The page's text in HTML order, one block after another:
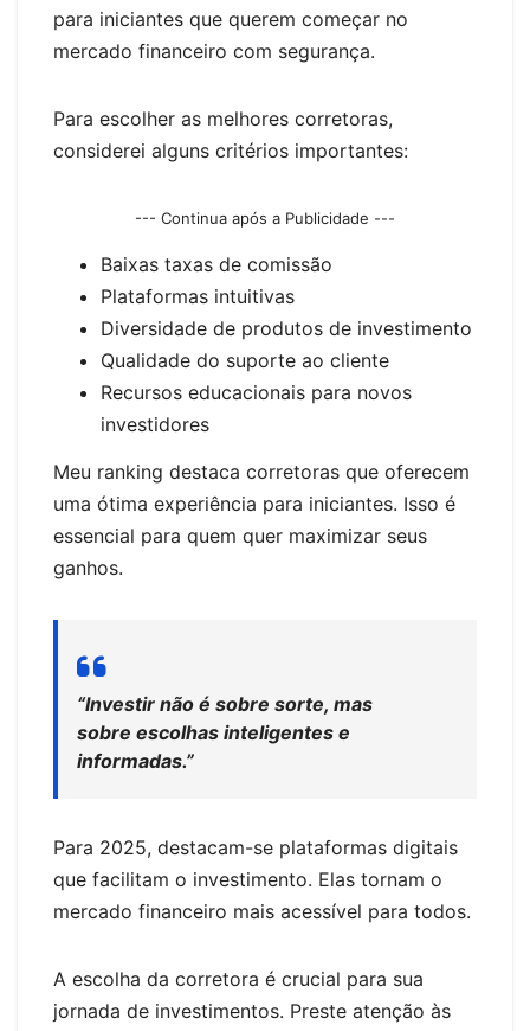
para iniciantes que querem começar no
mercado financeiro com segurança.
Para escolher as melhores corretoras,
considerei alguns critérios importantes:
--- Continua após a Publicidade ---
Baixas taxas de comissão
Plataformas intuitivas
Diversidade de produtos de investimento
Qualidade do suporte ao cliente
Recursos educacionais para novos
investidores
Meu ranking destaca corretoras que oferecem
uma ótima experiência para iniciantes. Isso é
essencial para quem quer maximizar seus
ganhos.
“Investir não é sobre sorte, mas
sobre escolhas inteligentes e
informadas.”
Para 2025, destacam-se plataformas digitais
que facilitam o investimento. Elas tornam o
mercado financeiro mais acessível para todos.
A escolha da corretora é crucial para sua
jornada de investimentos. Preste atenção às